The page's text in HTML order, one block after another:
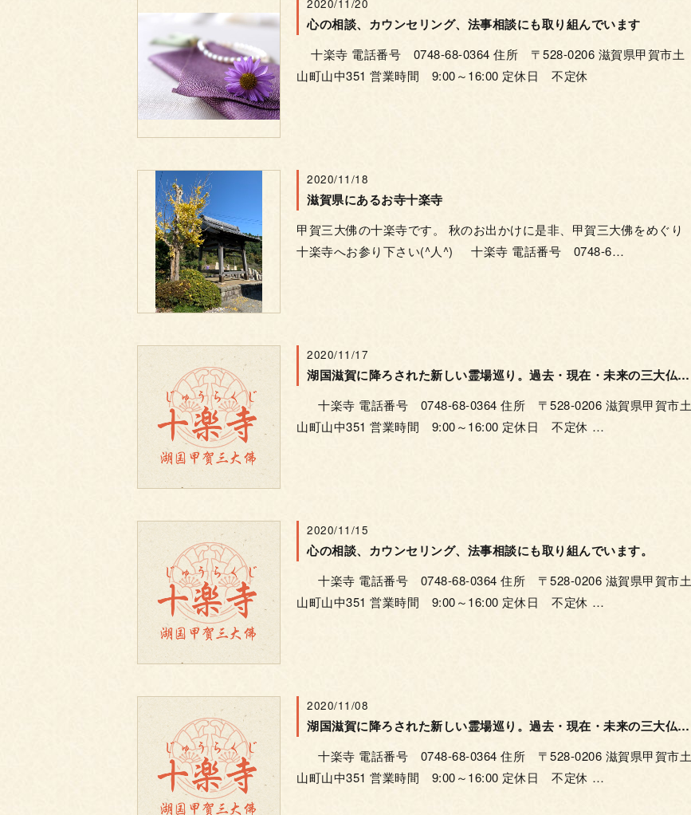
2020/11/20
心の相談、カウンセリング、法事相談にも取り組んでいます
十楽寺 電話番号 0748-68-0364 住所 〒528-0206 滋賀県甲賀市土
山町山中351 営業時間 9:00～16:00 定休日 不定休
2020/11/18
滋賀県にあるお寺十楽寺
甲賀三大佛の十楽寺です。 秋のお出かけに是非、甲賀三大佛をめぐり
十楽寺へお参り下さい(^人^) 十楽寺 電話番号 0748-6…
2020/11/17
湖国滋賀に降ろされた新しい霊場巡り。過去・現在・未来の三大仏をめぐり安穏を願う。
十楽寺 電話番号 0748-68-0364 住所 〒528-0206 滋賀県甲賀市土
山町山中351 営業時間 9:00～16:00 定休日 不定休 …
2020/11/15
心の相談、カウンセリング、法事相談にも取り組んでいます。
十楽寺 電話番号 0748-68-0364 住所 〒528-0206 滋賀県甲賀市土
山町山中351 営業時間 9:00～16:00 定休日 不定休 …
2020/11/08
湖国滋賀に降ろされた新しい霊場巡り。過去・現在・未来の三大仏をめぐり安穏を願う。
十楽寺 電話番号 0748-68-0364 住所 〒528-0206 滋賀県甲賀市土
山町山中351 営業時間 9:00～16:00 定休日 不定休 …